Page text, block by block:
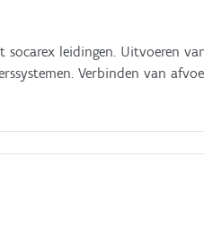
socarex leidingen. Uitvoeren
Verbinden van